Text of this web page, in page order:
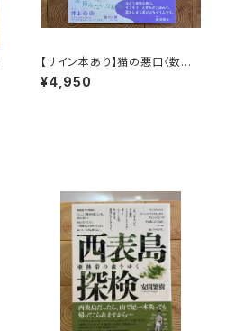
【サイン本あり】猫の悪口〈数量
限定・オリジナルトート付き〉
¥4,950